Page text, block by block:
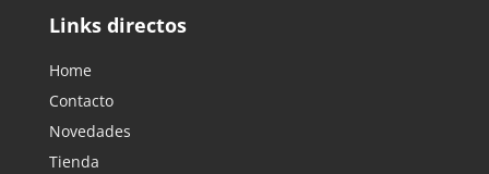
Links directos
Home
Contacto
Novedades
Tienda